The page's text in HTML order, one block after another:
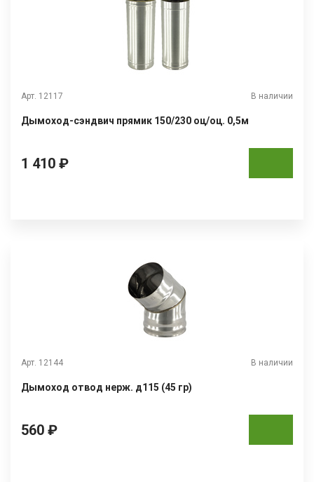
Арт. 12117 В наличии
Дымоход-сэндвич прямик 150/230 оц/оц. 0,5м
1 410 ₽
Арт. 12144 В наличии
Дымоход отвод нерж. д115 (45 гр)
560 ₽